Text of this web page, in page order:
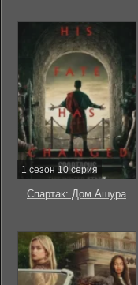
1 сезон 10 серия
Спартак: Дом Ашура